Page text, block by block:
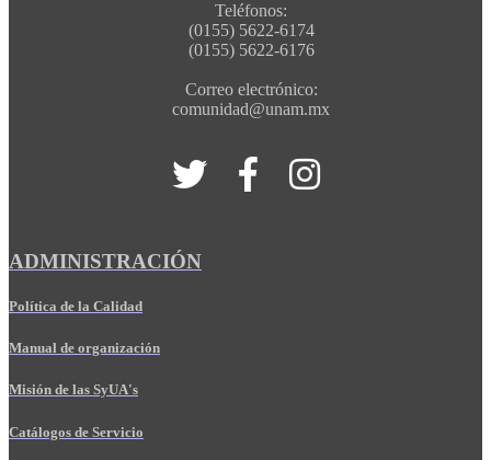
Teléfonos:
(0155) 5622-6174
(0155) 5622-6176
Correo electrónico:
comunidad@unam.mx
ADMINISTRACIÓN
Política de la Calidad
Manual de organización
Misión de las SyUA's
Catálogos de Servicio